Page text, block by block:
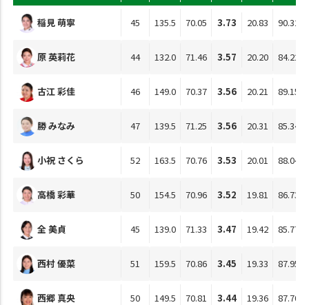
稲見 萌寧 45 135.5 70.05 3.73 20.83 90.32
原 英莉花 44 132.0 71.46 3.57 20.20 84.22
古江 彩佳 46 149.0 70.37 3.56 20.21 89.15
勝 みなみ 47 139.5 71.25 3.56 20.31 85.34
小祝 さくら 52 163.5 70.76 3.53 20.01 88.04
高橋 彩華 50 154.5 70.96 3.52 19.81 86.73
全 美貞 45 139.0 71.33 3.47 19.42 85.77
西村 優菜 51 159.5 70.86 3.45 19.33 87.95
西郷 真央 50 149.5 70.81 3.44 19.36 87.70